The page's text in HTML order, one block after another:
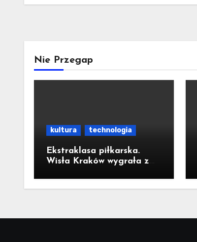
Nie Przegap
kultura technologia
Ekstraklasa piłkarska.
Wisła Kraków wygrała z